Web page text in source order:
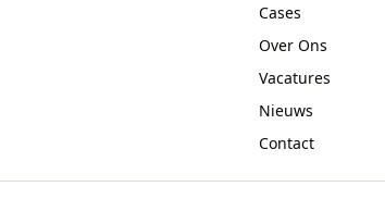
Cases
Over Ons
Vacatures
Nieuws
Contact